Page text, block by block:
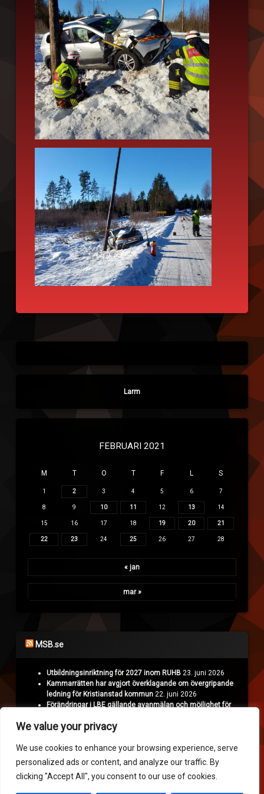
We value your privacy
We use cookies to enhance your browsing experience, serve
personalized ads or content, and analyze our traffic. By
clicking "Accept All", you consent to our use of cookies.
Larm
FEBRUARI 2021
M T O T F L S
1 2 3 4 5 6 7
8 9 10 11 12 13 14
15 16 17 18 19 20 21
22 23 24 25 26 27 28
« jan
mar »
MSB.se
Utbildningsinriktning för 2027 inom RUHB 23. juni 2026
Kammarrätten har avgjort överklagande om övergripande
ledning för Kristianstad kommun 22. juni 2026
Förändringar i LBE gällande avanmälan och möjlighet för
Projekt Nyman: Räddningstjänsten hämtar erfarenheter i
Krisinformation.se